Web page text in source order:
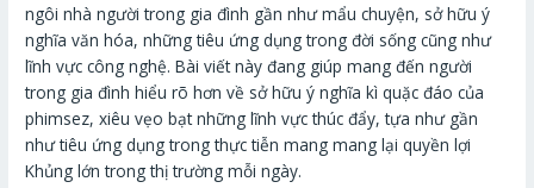
ngôi nhà người trong gia đình gần như mẩu chuyện, sở hữu ý
nghĩa văn hóa, những tiêu ứng dụng trong đời sống cũng như
lĩnh vực công nghệ. Bài viết này đang giúp mang đến người
trong gia đình hiểu rõ hơn về sở hữu ý nghĩa kì quặc đáo của
phimsez, xiêu vẹo bạt những lĩnh vực thúc đẩy, tựa như gần
như tiêu ứng dụng trong thực tiễn mang mang lại quyền lợi
Khủng lớn trong thị trường mỗi ngày.